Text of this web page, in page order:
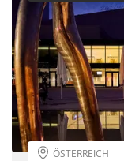
ÖSTERREICH